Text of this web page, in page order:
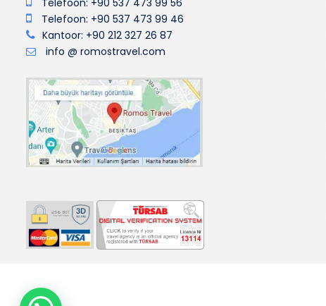
Telefoon: +90 537 473 99 56
Telefoon: +90 537 473 99 46
Kantoor: +90 212 327 26 87
info @ romostravel.com